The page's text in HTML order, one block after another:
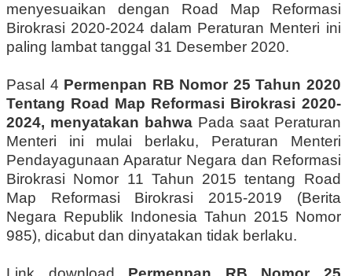
menyesuaikan dengan Road Map Reformasi
Birokrasi 2020-2024 dalam Peraturan Menteri ini
paling lambat tanggal 31 Desember 2020.
Pasal 4 Permenpan RB Nomor 25 Tahun 2020
Tentang Road Map Reformasi Birokrasi 2020-
2024, menyatakan bahwa Pada saat Peraturan
Menteri ini mulai berlaku, Peraturan Menteri
Pendayagunaan Aparatur Negara dan Reformasi
Birokrasi Nomor 11 Tahun 2015 tentang Road
Map Reformasi Birokrasi 2015-2019 (Berita
Negara Republik Indonesia Tahun 2015 Nomor
985), dicabut dan dinyatakan tidak berlaku.